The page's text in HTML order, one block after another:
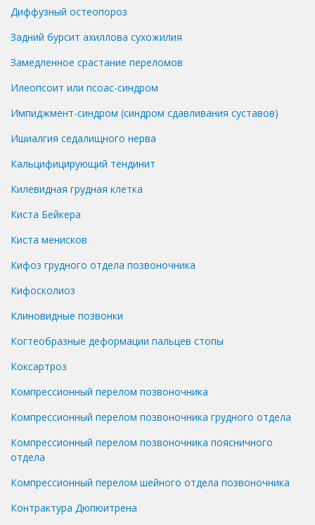
Диффузный остеопороз
Задний бурсит ахиллова сухожилия
Замедленное срастание переломов
Илеопсоит или псоас-синдром
Импиджмент-синдром (синдром сдавливания суставов)
Ишиалгия седалищного нерва
Кальцифицирующий тендинит
Килевидная грудная клетка
Киста Бейкера
Киста менисков
Кифоз грудного отдела позвоночника
Кифосколиоз
Клиновидные позвонки
Когтеобразные деформации пальцев стопы
Коксартроз
Компрессионный перелом позвоночника
Компрессионный перелом позвоночника грудного отдела
Компрессионный перелом позвоночника поясничного
отдела
Компрессионный перелом шейного отдела позвоночника
Контрактура Дюпюитрена